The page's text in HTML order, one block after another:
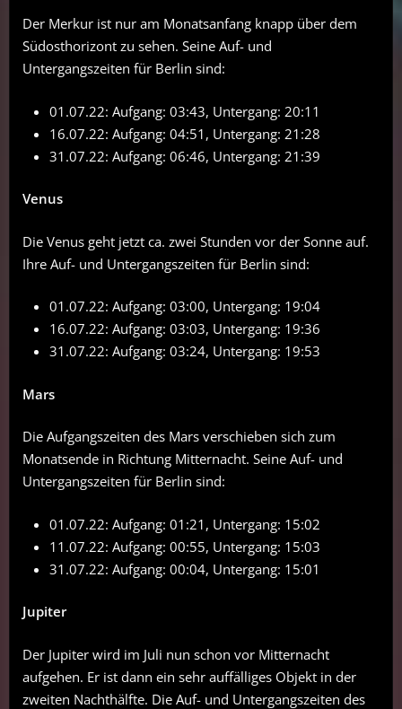
Der Merkur ist nur am Monatsanfang knapp über dem
Südosthorizont zu sehen. Seine Auf- und
Untergangszeiten für Berlin sind:
01.07.22: Aufgang: 03:43, Untergang: 20:11
16.07.22: Aufgang: 04:51, Untergang: 21:28
31.07.22: Aufgang: 06:46, Untergang: 21:39
Venus
Die Venus geht jetzt ca. zwei Stunden vor der Sonne auf.
Ihre Auf- und Untergangszeiten für Berlin sind:
01.07.22: Aufgang: 03:00, Untergang: 19:04
16.07.22: Aufgang: 03:03, Untergang: 19:36
31.07.22: Aufgang: 03:24, Untergang: 19:53
Mars
Die Aufgangszeiten des Mars verschieben sich zum
Monatsende in Richtung Mitternacht. Seine Auf- und
Untergangszeiten für Berlin sind:
01.07.22: Aufgang: 01:21, Untergang: 15:02
11.07.22: Aufgang: 00:55, Untergang: 15:03
31.07.22: Aufgang: 00:04, Untergang: 15:01
Jupiter
Der Jupiter wird im Juli nun schon vor Mitternacht
aufgehen. Er ist dann ein sehr auffälliges Objekt in der
zweiten Nachthälfte. Die Auf- und Untergangszeiten des